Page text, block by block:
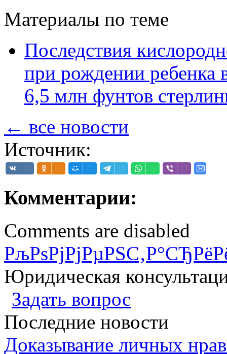
Материалы по теме
Последствия
при рождении ребенка
6,5 млн фунтов
← все новости
Источник:
Комментарии:
Comments are disabled
Юридическая
Задать вопрос
Последние новости
Доказывание личных